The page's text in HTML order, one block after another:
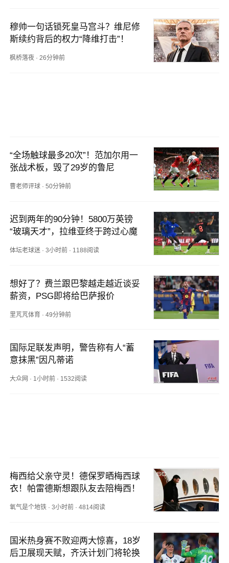
穆帅一句话锁死皇马宫斗？维尼修
斯续约背后的权力“降维打击”！
枫桥落夜 ·26分钟前
“全场触球最多20次”！范加尔用一
张战术板，毁了29岁的鲁尼
曹老师评球 ·50分钟前
迟到两年的90分钟！5800万英镑
“玻璃天才”，拉维亚终于跨过心魔
体坛老球迷 ·3小时前 · 1188阅读
想好了？费兰跟巴黎越走越近谈妥
薪资，PSG即将给巴萨报价
里芃芃体育 ·49分钟前
国际足联发声明，警告称有人“蓄
意抹黑”因凡蒂诺
大众网 · 1小时前 · 1532阅读
梅西给父亲守灵！德保罗晒梅西球
衣！帕雷德斯想跟队友去陪梅西！
氧气是个地铁 ·3小时前 ·4814阅读
国米热身赛不败迎两大惊喜，18岁
后卫展现天赋，齐沃计划门将轮换